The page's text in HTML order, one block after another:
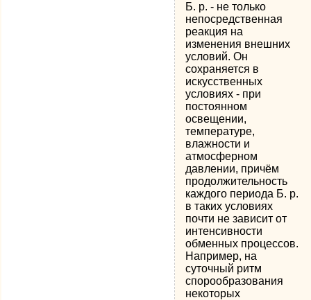
Б. р. - не только
непосредственная
реакция на
изменения внешних
условий. Он
сохраняется в
искусственных
условиях - при
постоянном
освещении,
температуре,
влажности и
атмосферном
давлении, причём
продолжительность
каждого периода Б. р.
в таких условиях
почти не зависит от
интенсивности
обменных процессов.
Например, на
суточный ритм
спорообразования
некоторых